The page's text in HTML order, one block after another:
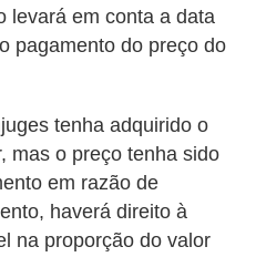
levará em conta a data
pagamento do preço do
tenha adquirido o
mas o preço tenha sido
em razão de
haverá direito à
na proporção do valor